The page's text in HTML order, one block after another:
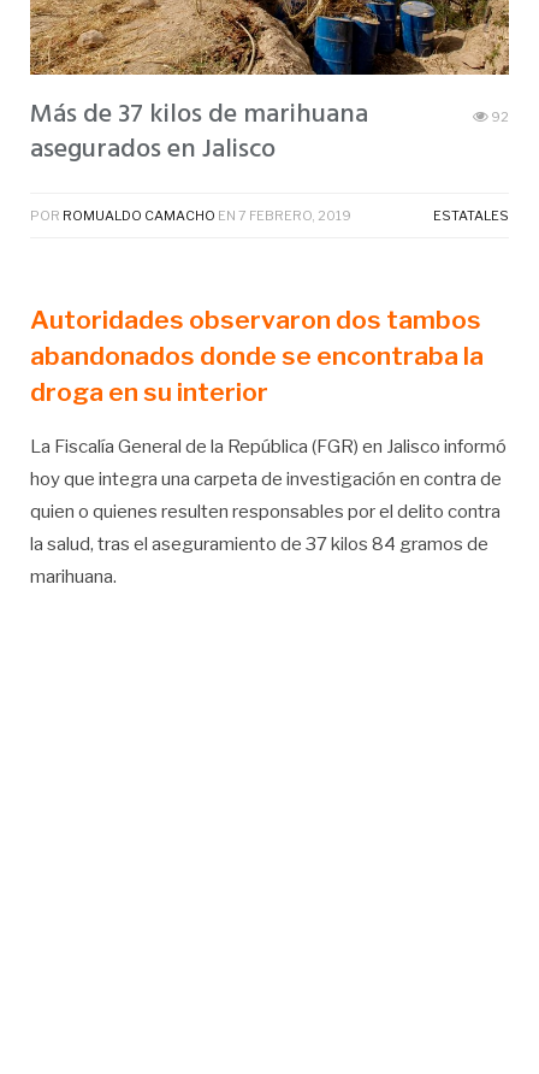
Más de 37 kilos de marihuana
asegurados en Jalisco
92
POR ROMUALDO CAMACHO EN 7 FEBRERO, 2019 ESTATALES
Autoridades observaron dos tambos
abandonados donde se encontraba la
droga en su interior
La Fiscalía General de la República (FGR) en Jalisco informó
hoy que integra una carpeta de investigación en contra de
quien o quienes resulten responsables por el delito contra
la salud, tras el aseguramiento de 37 kilos 84 gramos de
marihuana.